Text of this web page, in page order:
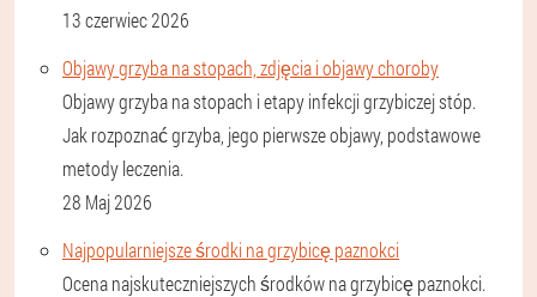
13 czerwiec 2026
Objawy grzyba na stopach, zdjęcia i objawy choroby
Objawy grzyba na stopach i etapy infekcji grzybiczej stóp.
Jak rozpoznać grzyba, jego pierwsze objawy, podstawowe
metody leczenia.
28 Maj 2026
Najpopularniejsze środki na grzybicę paznokci
Ocena najskuteczniejszych środków na grzybicę paznokci.